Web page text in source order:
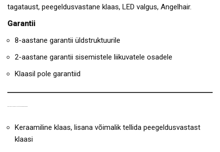
tagataust, peegeldusvastane klaas, LED valgus, Angelhair.
Garantii
8-aastane garantii üldstruktuurile
2-aastane garantii sisemistele liikuvatele osadele
Klaasil pole garantiid
Keraamiline klaas, lisana võimalik tellida peegeldusvastast
klaasi